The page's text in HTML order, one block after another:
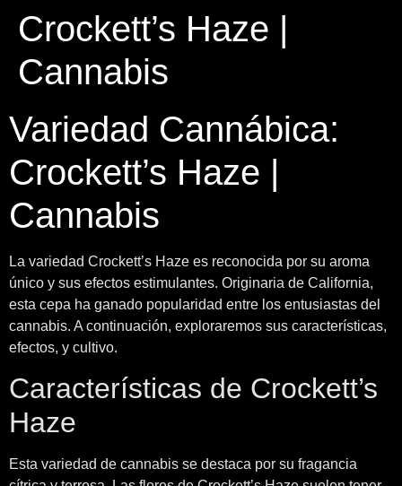
Crockett’s Haze |
Cannabis
Variedad Cannábica:
Crockett’s Haze |
Cannabis
La variedad Crockett’s Haze es reconocida por su aroma
único y sus efectos estimulantes. Originaria de California,
esta cepa ha ganado popularidad entre los entusiastas del
cannabis. A continuación, exploraremos sus características,
efectos, y cultivo.
Características de Crockett’s
Haze
Esta variedad de cannabis se destaca por su fragancia